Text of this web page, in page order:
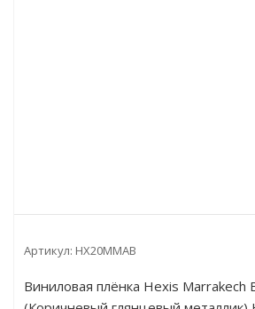
Артикул: HX20MMAB
Виниловая плёнка Hexis Marrakech